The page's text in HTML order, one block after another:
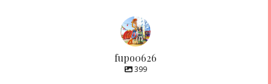
fupo0626
399